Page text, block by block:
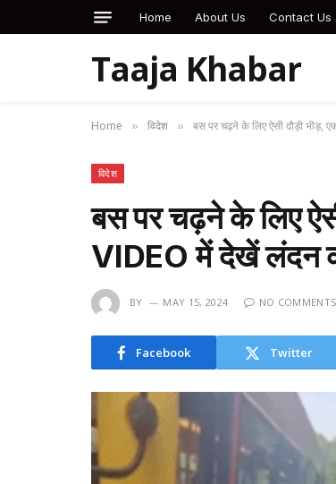
Home About Us Contact Us
Taaja Khabar
Home » विदेश » बस पर चढ़ने के लिए ऐसी दौड़ी
विदेश
बस पर चढ़ने के लिए
VIDEO में देखें लंदन
BY MAY 15, 2024 NO COMMENTS
Facebook Twitter